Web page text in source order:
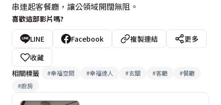
串連起客餐廳，讓公領域開闊無阻。
喜歡這部影片嗎?
LINE Facebook 複製連結
更多
收藏
相關標籤
#幸福空間 #幸福達人 #玄關 #客廳 #餐廳
#廚房